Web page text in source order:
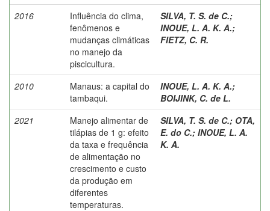
2016
Influência do clima,
fenômenos e
mudanças climáticas
no manejo da
piscicultura.
SILVA, T. S. de C.;
INOUE, L. A. K. A.;
FIETZ, C. R.
2010
Manaus: a capital do
tambaqui.
INOUE, L. A. K. A.;
BOIJINK, C. de L.
2021
Manejo alimentar de
tilápias de 1 g: efeito
da taxa e frequência
de alimentação no
crescimento e custo
da produção em
diferentes
temperaturas.
SILVA, T. S. de C.; OTA,
E. do C.; INOUE, L. A.
K. A.